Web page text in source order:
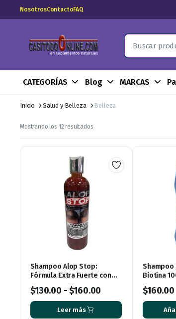
NosotrosContactoFAQ
CATEGORÍAS Blog MARCAS
Inicio Salud y Belleza Belleza
Mostrando los 12 resultadosOrdenado
Shampoo Alop Stop:
Fórmula Extra Fuerte con
Sangre de Drago, Romero y
Ortiga – 500 ml
$130.00 -$160.00
Leer más
Shampoo
Biotina
500 ml.
$160.00